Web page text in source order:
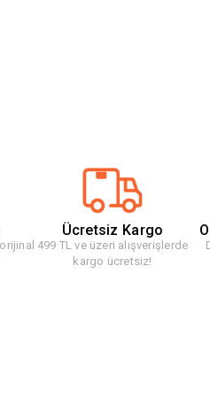
Ücretsiz Kargo
499 TL ve üzeri alışverişlerde
kargo ücretsiz!